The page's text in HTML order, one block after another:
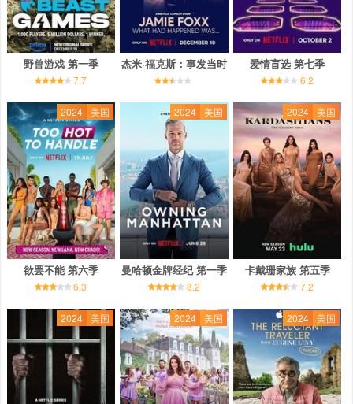
野兽游戏 第一季
7.7
杰米·福克斯：事发当时 爱情盲选 第七季
6.2
2024 美国
欲罢不能 第六季
6.3
2024 美国
曼哈顿金牌经纪 第一季
8.2
2024 美国
卡戴珊家族 第五季
7.2
2024 美国 2024 美国 2024 美国